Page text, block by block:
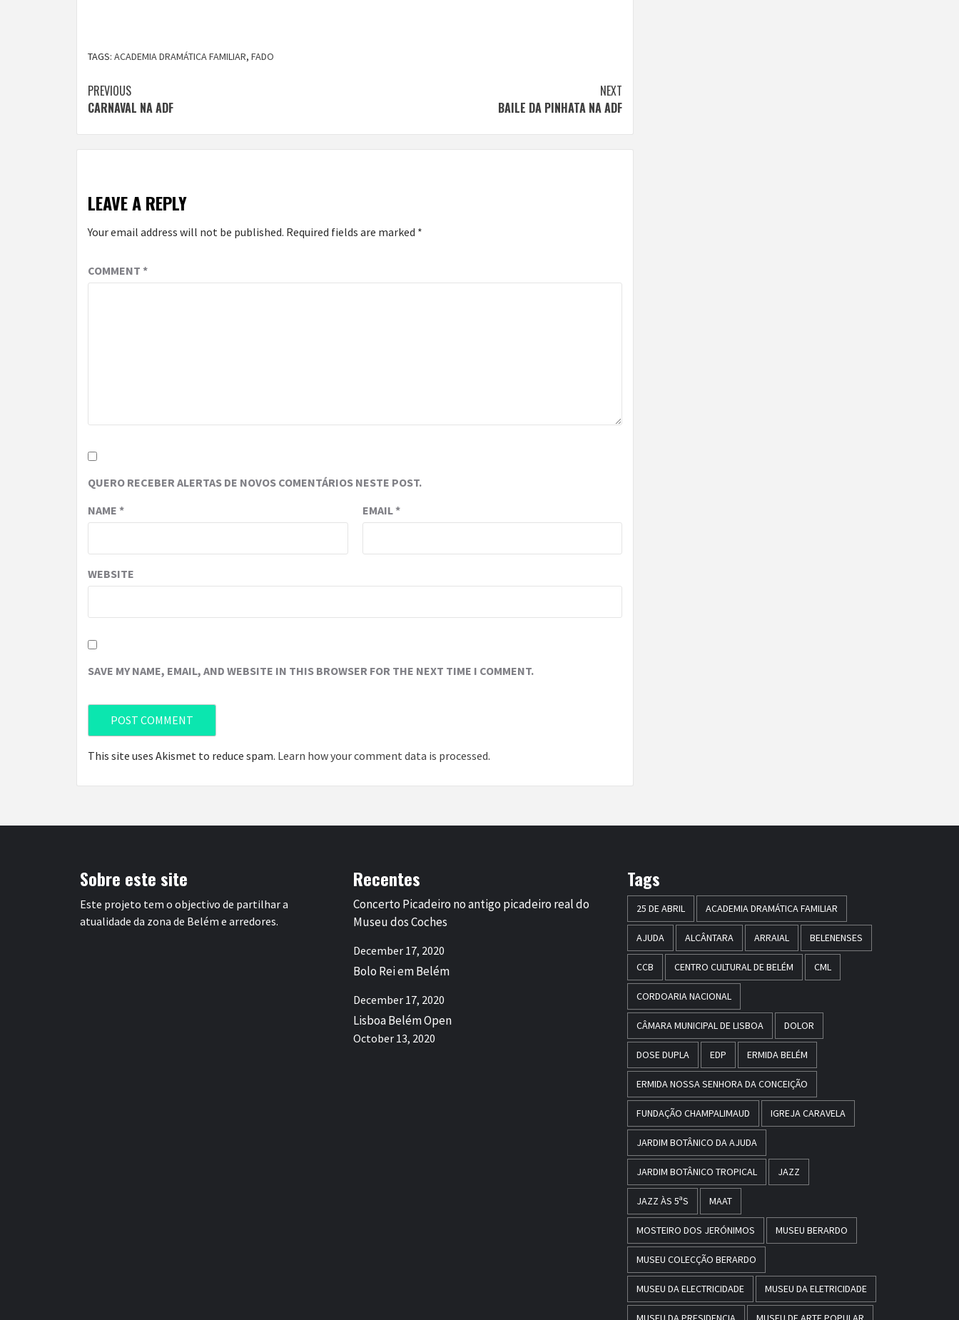
TAGS: ACADEMIA DRAMÁTICA FAMILIAR, FADO
Continue
Reading
PREVIOUS
CARNAVAL NA ADF
NEXT
BAILE DA PINHATA NA ADF
LEAVE A REPLY
Your email address will not be published. Required fields are marked *
COMMENT *
QUERO RECEBER ALERTAS DE NOVOS COMENTÁRIOS NESTE POST.
NAME * EMAIL*
WEBSITE
SAVE MY NAME, EMAIL, AND WEBSITE IN THIS BROWSER FOR THE NEXT TIME I COMMENT.
This site uses Akismet to reduce spam. Learn how your comment data is processed.
Sobre este site
Este projeto tem o objectivo de partilhar a
atualidade da zona de Belém e arredores.
Recentes
Concerto Picadeiro no antigo picadeiro real do
Museu dos Coches
December 17, 2020
Bolo Rei em Belém
December 17, 2020
Lisboa Belém Open
October 13, 2020
Tags
25 DE ABRIL ACADEMIA DRAMÁTICA FAMILIAR
AJUDA ALCÂNTARA ARRAIAL BELENENSES
CCB CENTRO CULTURAL DE BELÉM CML
CORDOARIA NACIONAL
CÂMARA MUNICIPAL DE LISBOA DOLOR
DOSE DUPLA EDP ERMIDA BELÉM
ERMIDA NOSSA SENHORA DA CONCEIÇÃO
FUNDAÇÃO CHAMPALIMAUD IGREJA CARAVELA
JARDIM BOTÂNICO DA AJUDA
JARDIM BOTÂNICO TROPICAL JAZZ
JAZZ ÀS 5ªS MAAT
MOSTEIRO DOS JERÓNIMOS MUSEU BERARDO
MUSEU COLECÇÃO BERARDO
MUSEU DA ELECTRICIDADE MUSEU DA ELETRICIDADE